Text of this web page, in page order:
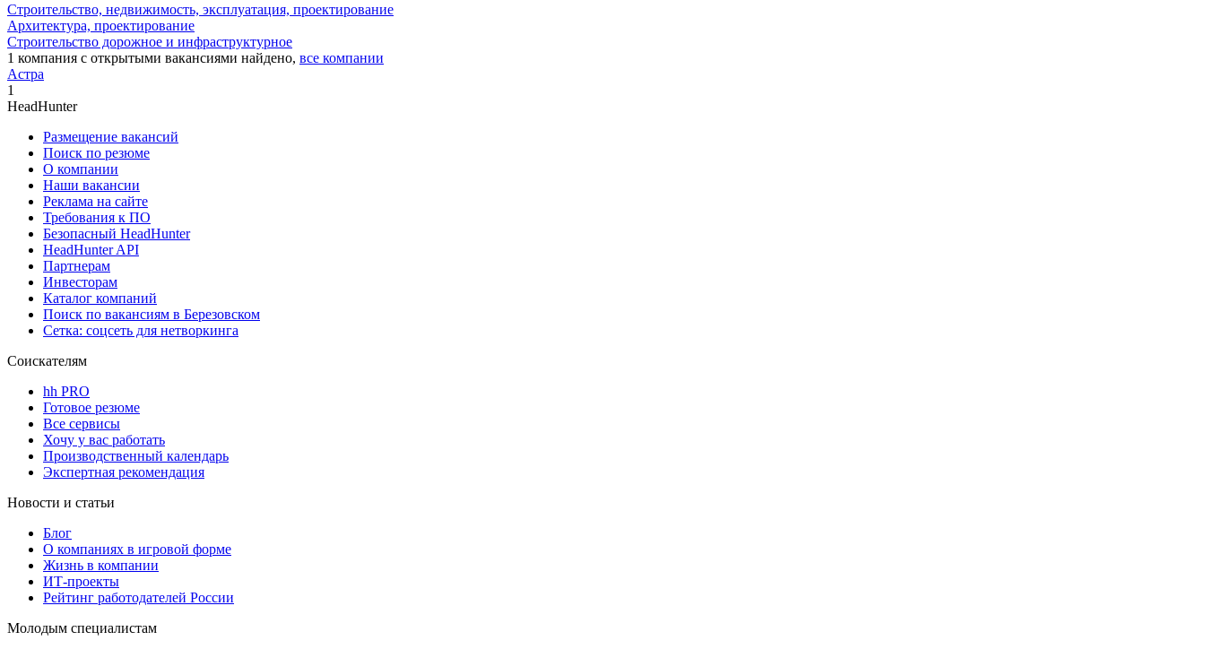
Строительство, недвижимость, эксплуатация, проектирование
Архитектура, проектирование
Строительство дорожное и инфраструктурное
1 компания с открытыми вакансиями найдено, все компании
Астра
1
HeadHunter
Размещение вакансий
Поиск по резюме
О компании
Наши вакансии
Реклама на сайте
Требования к ПО
Безопасный HeadHunter
HeadHunter API
Партнерам
Инвесторам
Каталог компаний
Поиск по вакансиям в Березовском
Сетка: соцсеть для нетворкинга
Соискателям
hh PRO
Готовое резюме
Все сервисы
Хочу у вас работать
Производственный календарь
Экспертная рекомендация
Новости и статьи
Блог
О компаниях в игровой форме
Жизнь в компании
ИТ-проекты
Рейтинг работодателей России
Молодым специалистам